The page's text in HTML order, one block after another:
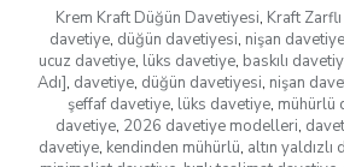
Krem Kraft Düğün Davetiyesi, Kraft
davetiye, düğün davetiyesi, nişan
ucuz davetiye, lüks davetiye, baskılı
Adı], davetiye, düğün davetiyesi, nişan
şeffaf davetiye, lüks davetiye, mühürlü
davetiye, 2026 davetiye modelleri,
davetiye, kendinden mühürlü, altın yaldızlı